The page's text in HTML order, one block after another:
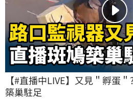
【#直播中LIVE】又見＂孵蛋
築巢駐足